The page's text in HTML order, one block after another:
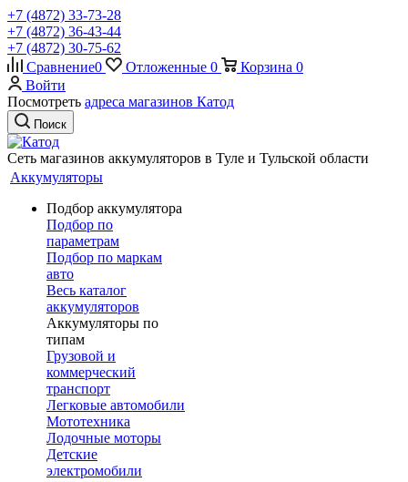
+7 (4872) 33-73-28
+7 (4872) 36-43-44
+7 (4872) 30-75-62
Сравнение0 Отложенные 0 Корзина 0
Войти
Посмотреть адреса магазинов Катод
Поиск
Сеть магазинов аккумуляторов в Туле и Тульской области
Аккумуляторы
Подбор аккумулятора
Подбор по
параметрам
Подбор по маркам
авто
Весь каталог
аккумуляторов
Аккумуляторы по
типам
Грузовой и
коммерческий
транспорт
Легковые автомобили
Мототехника
Лодочные моторы
Детские
электромобили